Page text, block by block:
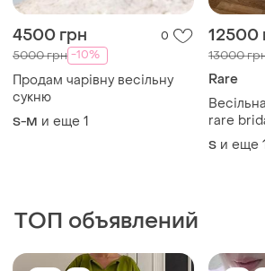
4500 грн 0
5000 грн -10%
Продам чарівну весільну
сукню
S-M и еще 1
12500
13000
Rare
rare
S и еще
ТОП объявлений